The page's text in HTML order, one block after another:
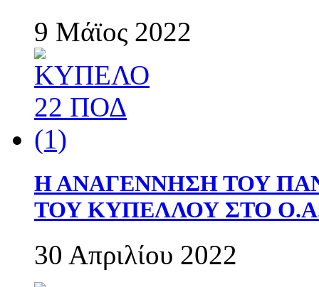
9 Μάϊος 2022
Η ΑΝΑΓΕΝΝΗΣΗ ΤΟΥ
ΤΟΥ ΚΥΠΕΛΛΟΥ ΣΤΟ
30 Απριλίου 2022